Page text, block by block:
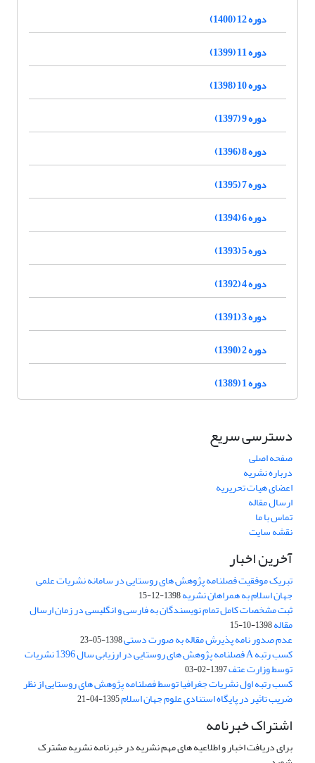
دوره 12 (1400)
دوره 11 (1399)
دوره 10 (1398)
دوره 9 (1397)
دوره 8 (1396)
دوره 7 (1395)
دوره 6 (1394)
دوره 5 (1393)
دوره 4 (1392)
دوره 3 (1391)
دوره 2 (1390)
دوره 1 (1389)
دسترسی سریع
صفحه اصلی
درباره نشریه
اعضای هیات تحریریه
ارسال مقاله
تماس با ما
نقشه سایت
آخرین اخبار
تبریک موفقیت فصلنامه پژوهش های روستایی در سامانه نشریات علمی
جهان اسلام به همراهان نشریه1398-12-15
ثبت مشخصات کامل تمام نویسندگان به فارسی و انگلیسی در زمان ارسال
مقاله1398-10-15
عدم صدور نامه پذیرش مقاله به صورت دستی1398-05-23
کسب رتبه A فصلنامه پژوهش های روستایی در ارزیابی سال 1396 نشریات
توسط وزارت عتف1397-02-03
کسب رتبه اول نشریات جغرافیا توسط فصلنامه پژوهش های روستایی از نظر
ضریب تاثیر در پایگاه استنادی علوم جهان اسلام1395-04-21
اشتراک خبرنامه
برای دریافت اخبار و اطلاعیه های مهم نشریه در خبرنامه نشریه مشترک